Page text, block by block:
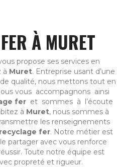
À MURET
propose ses services en
à Muret. Entreprise usant d’une
qualité, nous mettons tout en
vous accompagnons ainsi
fer et sommes à l’écoute
à Muret, nous sommes à
les renseignements
recyclage fer. Notre métier est
partager avec vous renforce
Toute notre équipe est
propreté et rigueur.